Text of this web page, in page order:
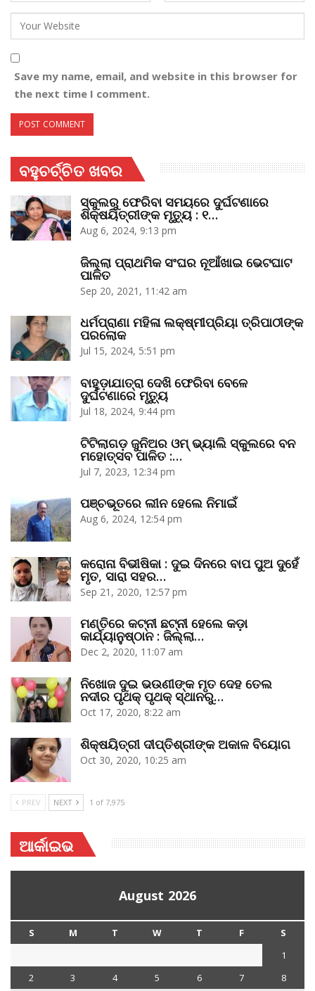
Save my name, email, and website in this browser for
the next time I comment.
ବହୁଚର୍ଚ୍ଚିତ ଖବର
ସ୍କୁଲରୁ ଫେରିବା ସମୟରେ ଦୁର୍ଘଟଣାରେ
ଶିକ୍ଷୟିତ୍ରୀଙ୍କ ମୃତ୍ୟୁ : ୧…
Aug 6, 2024, 9:13 pm
ଜିଲ୍ଲା ପ୍ରାଥମିକ ସଂଘର ନୂଆଁଖାଇ ଭେଟଘାଟ
ପାଳିତ
Sep 20, 2021, 11:42 am
ଧର୍ମପ୍ରାଣା ମହିଳା ଲକ୍ଷ୍ମୀପ୍ରିୟା ତ୍ରିପାଠୀଙ୍କ
ପରଲୋକ
Jul 15, 2024, 5:51 pm
ବାହୁଡ଼ାଯାତ୍ରା ଦେଖି ଫେରିବା ବେଳେ
ଦୁର୍ଘଟଣାରେ ମୃତ୍ୟୁ
Jul 18, 2024, 9:44 pm
ଟିଟିଲାଗଡ଼ ଜୁନିଅର ଓମ୍‌ ଭ୍ୟାଲି ସ୍କୁଲରେ ବନ
ମହୋତ୍ସବ ପାଳିତ :…
Jul 7, 2023, 12:34 pm
ପଞ୍ଚଭୂତରେ ଲୀନ ହେଲେ ନିମାଇଁ
Aug 6, 2024, 12:54 pm
କରୋନା ବିଭୀଷିକା : ଦୁଇ ଦିନରେ ବାପ ପୁଅ ଦୁହେଁ
ମୃତ, ସାରା ସହର…
Sep 21, 2020, 12:57 pm
ମଣ୍ତିରେ କଟ୍‌ନୀ ଛଟ୍‌ନୀ ହେଲେ କଡ଼ା
କାର୍ଯ୍ୟାନୁଷ୍ଠାନ : ଜିଲ୍ଲା…
Dec 2, 2020, 11:07 am
ନିଖୋଜ ଦୁଇ ଭଉଣୀଙ୍କ ମୃତ ଦେହ ତେଲ
ନଦୀର ପୃଥକ୍‌ ପୃଥକ୍‌ ସ୍ଥାନରୁ…
Oct 17, 2020, 8:22 am
ଶିକ୍ଷୟିତ୍ରୀ ଦୀପ୍ତିଶ୍ରୀଙ୍କ ଅକାଳ ବିୟୋଗ
Oct 30, 2020, 10:25 am
PREV NEXT 1 of 7,975
ଆର୍କାଇଭ
August 2026
S M T W T F
S
1
2
3 4 5 6 7 8